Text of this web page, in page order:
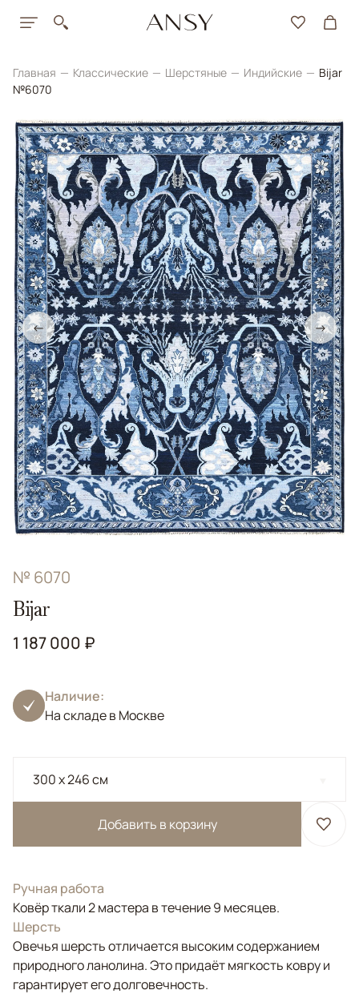
Главная Классические Шерстяные Индийские
Bijar
№6070
← →
№ 6070
Bijar
1 187 000 ₽
Наличие:
На складе в Москве
300 x 246 см
Добавить в корзину
Ручная работа
Ковёр ткали 2 мастера в течение 9 месяцев.
Шерсть
Овечья шерсть отличается высоким содержанием
природного ланолина. Это придаёт мягкость ковру и
гарантирует его долговечность.